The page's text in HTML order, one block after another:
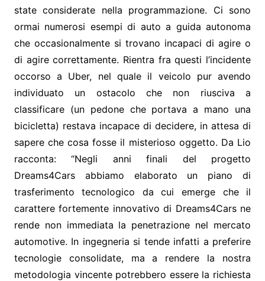
state considerate nella programmazione. Ci sono
ormai numerosi esempi di auto a guida autonoma
che occasionalmente si trovano incapaci di agire o
di agire correttamente. Rientra fra questi l’incidente
occorso a Uber, nel quale il veicolo pur avendo
individuato un ostacolo che non riusciva a
classificare (un pedone che portava a mano una
bicicletta) restava incapace di decidere, in attesa di
sapere che cosa fosse il misterioso oggetto. Da Lio
racconta: “Negli anni finali del progetto
Dreams4Cars abbiamo elaborato un piano di
trasferimento tecnologico da cui emerge che il
carattere fortemente innovativo di Dreams4Cars ne
rende non immediata la penetrazione nel mercato
automotive. In ingegneria si tende infatti a preferire
tecnologie consolidate, ma a rendere la nostra
metodologia vincente potrebbero essere la richiesta